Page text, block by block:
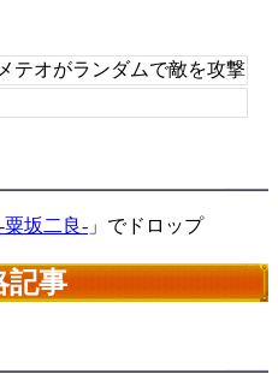
テオがランダムで敵を攻撃
坂二良- 」でドロップ
記事